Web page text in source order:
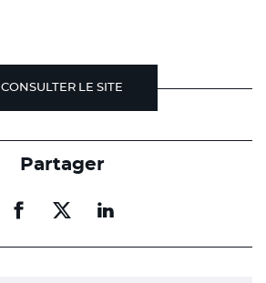
CONSULTER LE SITE
Partager
Partager
facebook
Partager
facebook
Partager
linkedin